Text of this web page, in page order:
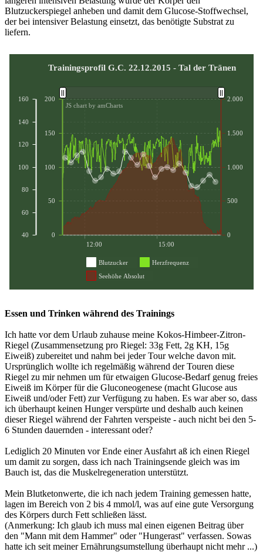
Blutzuckerspiegel anheben und damit dem Glucose-Stoffwechsel,
der bei intensiver Belastung einsetzt, das benötigte Substrat zu
liefern.
Essen und Trinken während des Trainings
Ich hatte vor dem Urlaub zuhause meine Kokos-Himbeer-Zitron-
Riegel (Zusammensetzung pro Riegel: 33g Fett, 2g KH, 15g
Eiweiß) zubereitet und nahm bei jeder Tour welche davon mit.
Ursprünglich wollte ich regelmäßig während der Touren diese
Riegel zu mir nehmen um für etwaigen Glucose-Bedarf genug freies
Eiweiß im Körper für die Gluconeogenese (macht Glucose aus
Eiweiß und/oder Fett) zur Verfügung zu haben. Es war aber so, dass
ich überhaupt keinen Hunger verspürte und deshalb auch keinen
dieser Riegel während der Fahrten verspeiste - auch nicht bei den 5-
6 Stunden dauernden - interessant oder?
Lediglich 20 Minuten vor Ende einer Ausfahrt aß ich einen Riegel
um damit zu sorgen, dass ich nach Trainingsende gleich was im
Bauch ist, das die Muskelregeneration unterstützt.
Mein Blutketonwerte, die ich nach jedem Training gemessen hatte,
lagen im Bereich von 2 bis 4 mmol/l, was auf eine gute Versorgung
des Körpers durch Fett schließen lässt.
(Anmerkung: Ich glaub ich muss mal einen eigenen Beitrag über
den "Mann mit dem Hammer" oder "Hungerast" verfassen. Sowas
hatte ich seit meiner Ernährungsumstellung überhaupt nicht mehr ...)